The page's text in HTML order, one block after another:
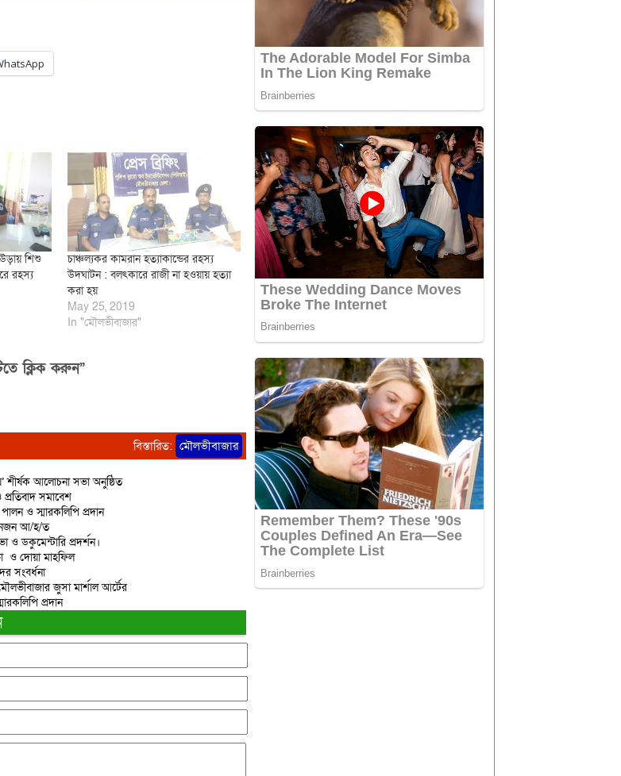
শিশু
রহস্য
চাঞ্চল্যকর কামরান হত্যাকান্ডের রহস্য
উদঘাটন : বলৎকারে রাজী না হওয়ায় হত্যা
করা হয়
May 25, 2019
In "মৌলভীবাজার"
ক্লিক করুন”
বিস্তারিত: মৌলভীবাজার
শীর্ষক আলোচনা সভা অনুষ্ঠিত
সমাবেশ
ও স্মারকলিপি প্রদান
আ/হ/ত
ডকুমেন্টারি প্রদর্শন।
ও দোয়া মাহফিল
সংবর্ধনা
জুসা মার্শাল আর্টের
প্রদান